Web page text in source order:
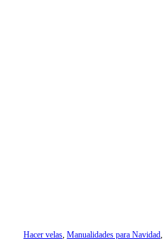
Hacer velas, Manualidades para Navidad,